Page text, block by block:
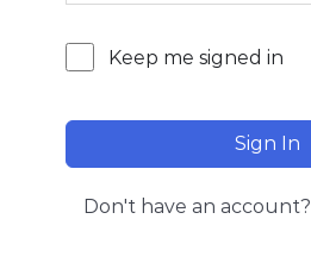
Keep me signed in
Sign In
Don't have an account?